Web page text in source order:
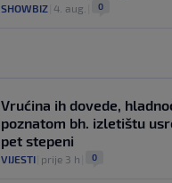
SHOWBIZ 4. aug. 0
Vrućina ih dovede,
poznatom bh. izletištu
pet stepeni
VIJESTI prije 3 h 0